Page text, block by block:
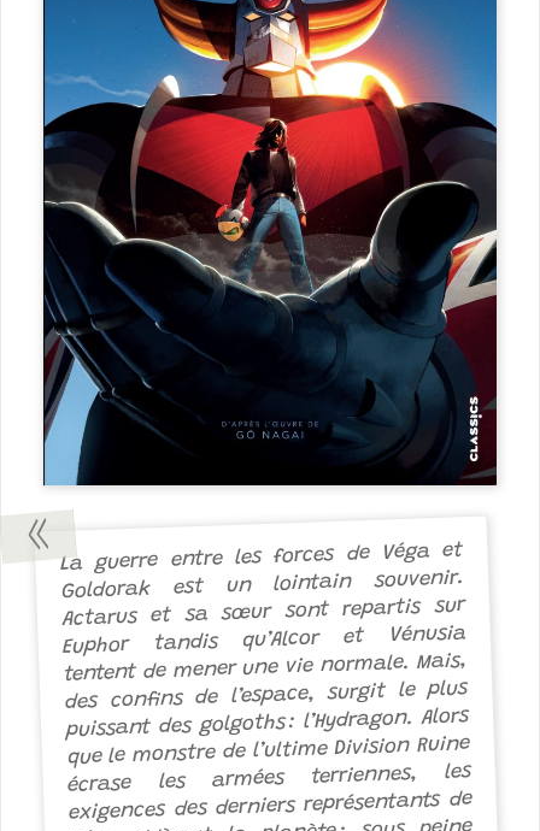
La guerre entre les forces de Véga et
Goldorak est un lointain souvenir.
Actarus et sa sœur sont repartis sur
Euphor tandis qu’Alcor et Vénusia
tentent de mener une vie normale. Mais,
des confins de l’espace, surgit le plus
puissant des golgoths : l’Hydragon. Alors
que le monstre de l’ultime Division Ruine
écrase les armées terriennes, les
exigences des derniers représentants de